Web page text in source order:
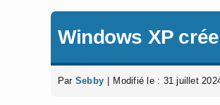
Windows XP
Par Sebby Modifié le : 31 juillet